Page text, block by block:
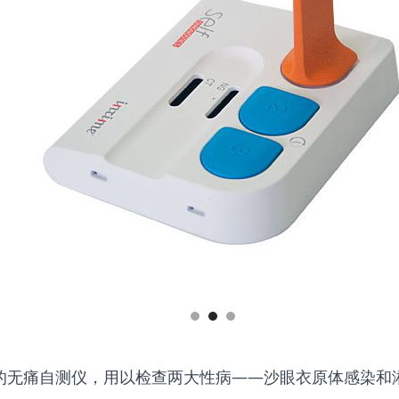
无痛自测仪，用以检查两大性病——沙眼衣原体感染和